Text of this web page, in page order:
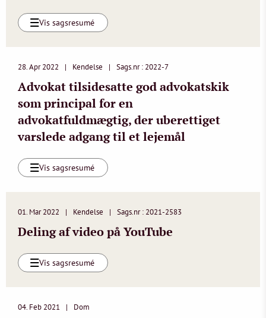
Vis sagsresumé
28. Apr 2022 Kendelse Sags.nr : 2022-7
Advokat tilsidesatte god advokatskik
som principal for en
advokatfuldmægtig, der uberettiget
varslede adgang til et lejemål
Vis sagsresumé
01. Mar 2022 Kendelse Sags.nr : 2021-2583
Deling af video på YouTube
Vis sagsresumé
04. Feb 2021 Dom